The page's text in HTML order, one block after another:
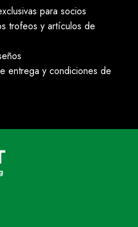
para socios
trofeos y artículos de
entrega y condiciones de